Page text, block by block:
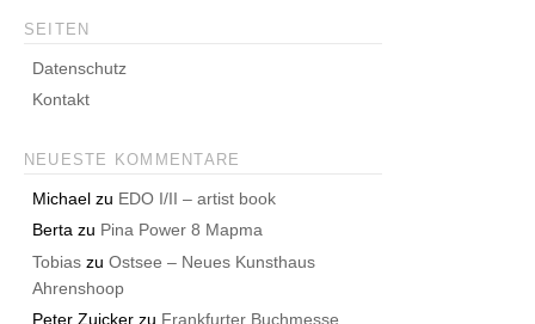
SEITEN
Datenschutz
Kontakt
NEUESTE KOMMENTARE
Michael zu EDO I/II – artist book
Berta zu Pina Power 8 Mapma
Tobias zuOstsee – Neues Kunsthaus
Ahrenshoop
Peter Zuicker zu Frankfurter Buchmesse